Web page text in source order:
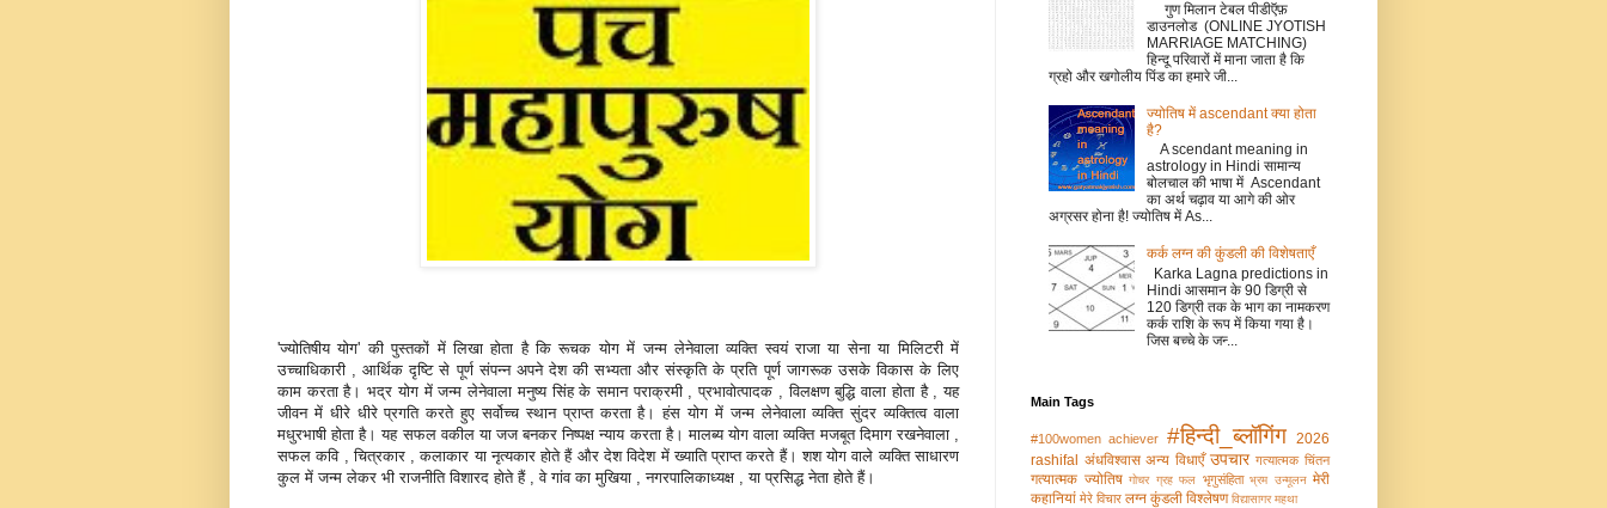
'ज्‍योतिषीय योग' की पुस्‍तकों में लिखा होता है कि रूचक योग में जन्‍म लेनेवाला व्‍यक्ति स्‍वयं राजा या सेना या मिलिटरी में
उच्‍चाधिकारी , आर्थिक दृष्टि से पूर्ण संपन्‍न अपने देश की सभ्‍यता और संस्‍कृति के प्रति पूर्ण जागरूक उसके विकास के लिए
काम करता है। भद्र योग में जन्‍म लेनेवाला मनुष्‍य सिंह के समान पराक्रमी , प्रभावोत्‍पादक , विलक्षण बुद्धि वाला होता है , यह
जीवन में धीरे धीरे प्रगति करते हुए सर्वोच्‍च स्‍थान प्राप्‍त करता है। हंस योग में जन्‍म लेनेवाला व्‍यक्ति सुंदर व्‍यक्तित्‍व वाला
मधुरभाषी होता है। यह सफल वकील या जज बनकर निष्‍पक्ष न्‍याय करता है। मालब्‍य योग वाला व्‍यक्ति मजबूत दिमाग रखनेवाला ,
सफल कवि , चित्रकार , कलाकार या नृत्‍यकार होते हैं और देश विदेश में ख्‍याति प्राप्‍त करते हैं। शश योग वाले व्‍यक्ति साधारण
कुल में जन्‍म लेकर भी राजनीति विशारद होते हैं , वे गांव का मुखिया , नगरपालिकाध्‍यक्ष , या प्रसिद्ध नेता होते हैं।
गुण मिलान टेबल पीडीऍफ़
डाउनलोड (ONLINE JYOTISH
MARRIAGE MATCHING)
हिन्दू परिवारों में माना जाता है कि
ग्रहो और खगोलीय पिंड का हमारे जी...
ज्योतिष में ascendant क्या होता
है?
A scendant meaning in
astrology in Hindi सामान्य
बोलचाल की भाषा में Ascendant
का अर्थ चढ़ाव या आगे की ओर
अग्रसर होना है! ज्योतिष में As...
कर्क लग्‍न की कुंडली की विशेषताएँ
Karka Lagna predictions in
Hindi आसमान के 90 डिग्री से
120 डिग्री तक के भाग का नामकरण
कर्क राशि के रूप में किया गया है।
जिस बच्‍चे के जन्‍...
Main Tags
#100women achiever #हिन्दी_ब्लॉगिंग 2026
rashifal अंधविश्वास अन्य विधाएँ उपचार गत्‍यात्‍मक चिंतन
गत्‍यात्‍मक ज्‍योतिष गोचर ग्रह फल भृगुसंहिता भ्रम उन्‍मूलन मेरी
कहानियां मेरे विचार लग्न कुंडली विश्लेषण विद्यासागर महथा